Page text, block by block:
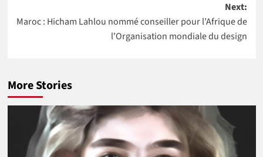
Next:
Maroc : Hicham Lahlou nommé conseiller pour l’Afrique de
l’Organisation mondiale du design
More Stories